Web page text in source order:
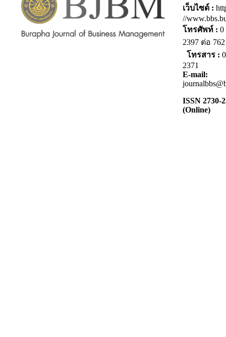
เว็บไซด์ :
//
โทรศัพท์ : 0
2397 ต่อ
โทรสาร :
2371
E-mail:
ISSN 2730-
(Online)